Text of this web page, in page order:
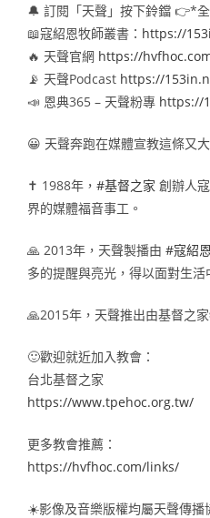
🔔 訂閱「天聲」按下鈴鐺 👉*
📖寇紹恩牧師叢書： https://
🔥 天聲官網 https://
📡 天聲Podcast https://
📣 恩典365 – 天聲粉專 https://
😀 天聲奔跑在媒體宣教這條又
✝ 1988年， #基督之家​ 創辦人
界的媒體福音事工。
🙏 2013年，天聲製播由 #寇紹
多的提醒與亮光，得以面對生活
🙏2015年，天聲推出由基督之
🙂歡迎就近加入教會：
台北基督之家
https://www.tpehoc.org.tw/
更多教會推薦：
https://hvfhoc.com/links/
☀️影像及音樂版權均屬天聲傳